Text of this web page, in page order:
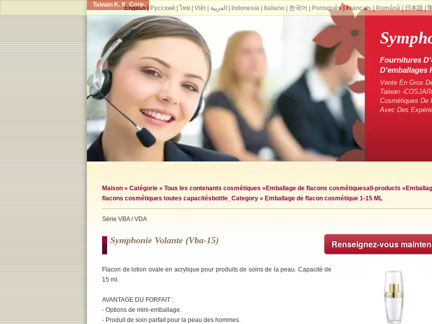
Taiwan K. K. Corp.
Fournitures
D'emballages
Vente En Gros
Taiwan -
Cosmétiques De
Avec Des
Maison » Catégorie » Tous les contenants cosmétiques » Emballage de flacons cosmétiquesall-products »
flacons cosmétiques toutes capacités bottle_Category » Emballage de flacon cosmétique 1-15 ML
Série VBA / VDA
Renseignez-vous
Symphonie Volante (vba-15)
Flacon de lotion ovale en acrylique pour produits de soins de la peau. Capacité de
15 ml.
AVANTAGE DU FORFAIT :
- Options de mini-emballage.
- Produit de soin parfait pour la peau des hommes.
English| Русский| ไทย| Việt| العربية Indonesia| Italiano| 한국어 Português Français Română| 日本語|